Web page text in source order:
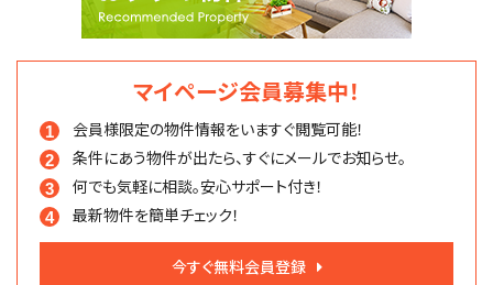
マイページ会員募集中！
会員様限定の物件情報をいますぐ閲覧可能！
条件にあう物件が出たら、すぐにメールでお知らせ。
何でも気軽に相談。安心サポート付き！
最新物件を簡単チェック！
今すぐ無料会員登録